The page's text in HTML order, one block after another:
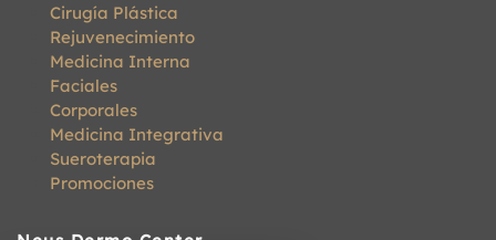
Cirugía Plástica
Rejuvenecimiento
Medicina Interna
Faciales
Corporales
Medicina Integrativa
Sueroterapia
Promociones